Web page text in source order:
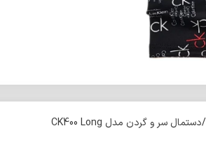
دستمال سر و گردن مدل CK400 Long